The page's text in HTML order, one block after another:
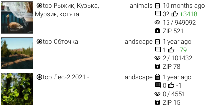
top Рыжик, Кузька,
Мурзик, котята.
animals  10 months ago
 32  +3418
visibility 15 / 949092
 ZIP 521
top Обточка landscape  1 year ago
 1  +79
visibility 2 / 101432
 ZIP 78
top Лес-2 2021 - landscape  1 year ago
 0  -1
visibility 0 / 4551
 ZIP 15